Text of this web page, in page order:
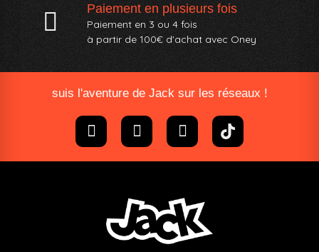
Paiement en plusieurs fois
Paiement en 3 ou 4 fois
à partir de 100€ d'achat avec Oney​
suis l'aventure de Jack sur les réseaux !